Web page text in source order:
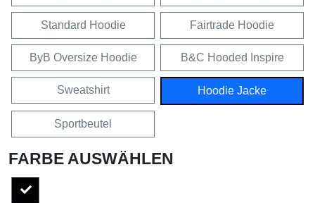
Standard Hoodie Fairtrade Hoodie
ByB Oversize Hoodie B&C Hooded Inspire
Sweatshirt Hoodie Jacke
Sportbeutel
FARBE AUSWÄHLEN